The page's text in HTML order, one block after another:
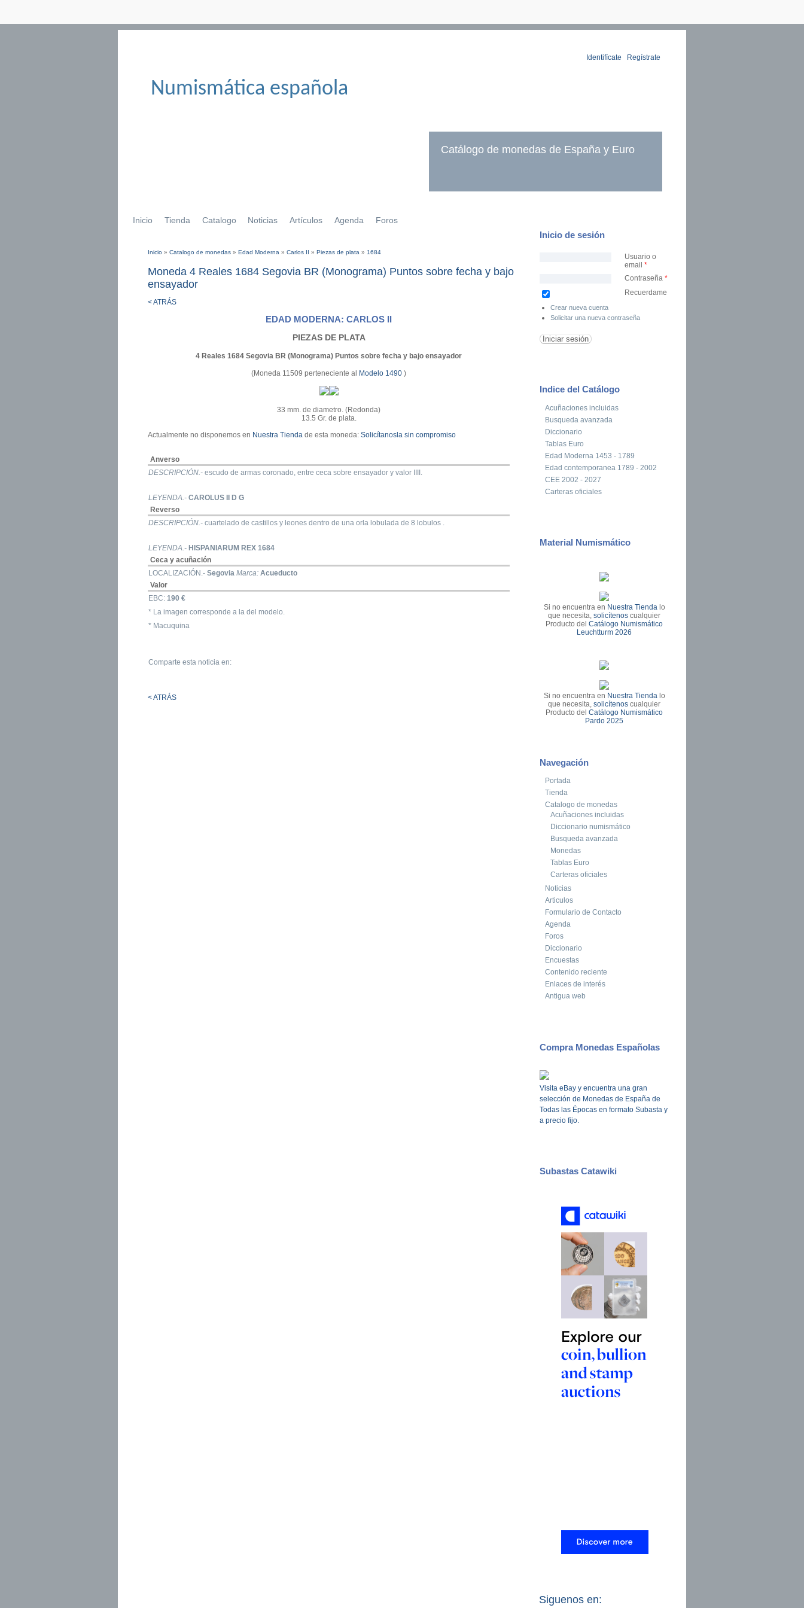
Numismática española
Identifícate Regístrate
Catálogo de monedas de España y Euro
Inicio Tienda Catalogo Noticias Artículos Agenda Foros
Inicio » Catalogo de monedas » Edad Moderna » Carlos II » Piezas de plata » 1684
Moneda 4 Reales 1684 Segovia BR (Monograma) Puntos sobre fecha y bajo
ensayador
< ATRÁS
EDAD MODERNA: CARLOS II
PIEZAS DE PLATA
4 Reales 1684 Segovia BR (Monograma) Puntos sobre fecha y bajo ensayador
(Moneda 11509 perteneciente al Modelo 1490 )
33 mm. de diametro. (Redonda)
13.5 Gr. de plata.
Actualmente no disponemos en Nuestra Tienda de esta moneda: Solicítanosla sin compromiso
Anverso
DESCRIPCIÓN.- escudo de armas coronado, entre ceca sobre ensayador y valor IIII.
LEYENDA.- CAROLUS II D G
Reverso
DESCRIPCIÓN.- cuartelado de castillos y leones dentro de una orla lobulada de 8 lobulos .
LEYENDA.- HISPANIARUM REX 1684
Ceca y acuñación
LOCALIZACIÓN.- Segovia Marca: Acueducto
Valor
EBC: 190 €
* La imagen corresponde a la del modelo.
* Macuquina
Comparte esta noticia en:
< ATRÁS
Inicio de sesión
Usuario o
email *
Contraseña *
Recuerdame
Crear nueva cuenta
Solicitar una nueva contraseña
Indice del Catálogo
Acuñaciones incluidas
Busqueda avanzada
Diccionario
Tablas Euro
Edad Moderna 1453 - 1789
Edad contemporanea 1789 - 2002
CEE 2002 - 2027
Carteras oficiales
Material Numismático
Si no encuentra en Nuestra Tienda lo
que necesita,solicítenos cualquier
Producto delCatálogo Numismático
Leuchtturm 2026
Si no encuentra en Nuestra Tienda lo
que necesita,solicítenos cualquier
Producto delCatálogo Numismático
Pardo 2025
Navegación
Portada
Tienda
Catalogo de monedas
Acuñaciones incluidas
Diccionario numismático
Busqueda avanzada
Monedas
Tablas Euro
Carteras oficiales
Noticias
Articulos
Formulario de Contacto
Agenda
Foros
Diccionario
Encuestas
Contenido reciente
Enlaces de interés
Antigua web
Compra Monedas Españolas
Visita eBay y encuentra una gran
selección de Monedas de España de
Todas las Épocas en formato Subasta y
a precio fijo.
Subastas Catawiki
Siguenos en: